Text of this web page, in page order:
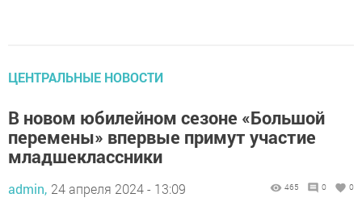
ЦЕНТРАЛЬНЫЕ НОВОСТИ
В новом юбилейном сезоне «Большой
перемены» впервые примут участие
младшеклассники
admin, 24 апреля 2024 - 13:09 465 0 0